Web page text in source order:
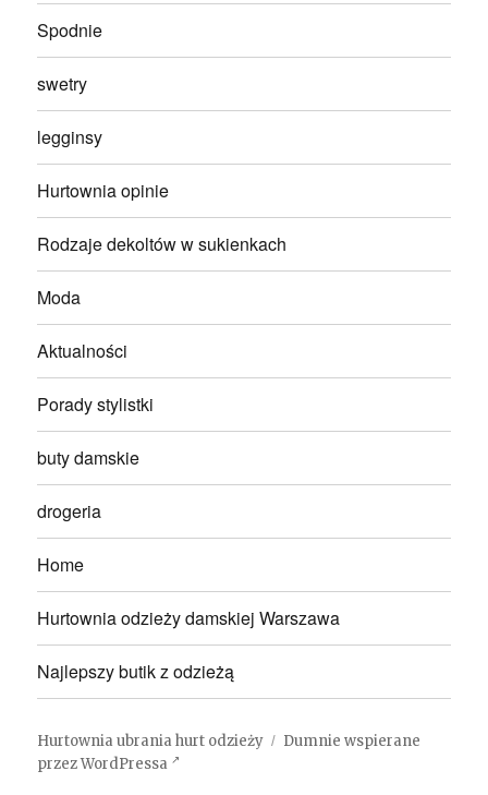
Spodnie
swetry
legginsy
Hurtownia opinie
Rodzaje dekoltów w sukienkach
Moda
Aktualności
Porady stylistki
buty damskie
drogeria
Home
Hurtownia odzieży damskiej Warszawa
Najlepszy butik z odzieżą
Hurtownia ubrania hurt odzieży
Dumnie wspierane
przez WordPressa